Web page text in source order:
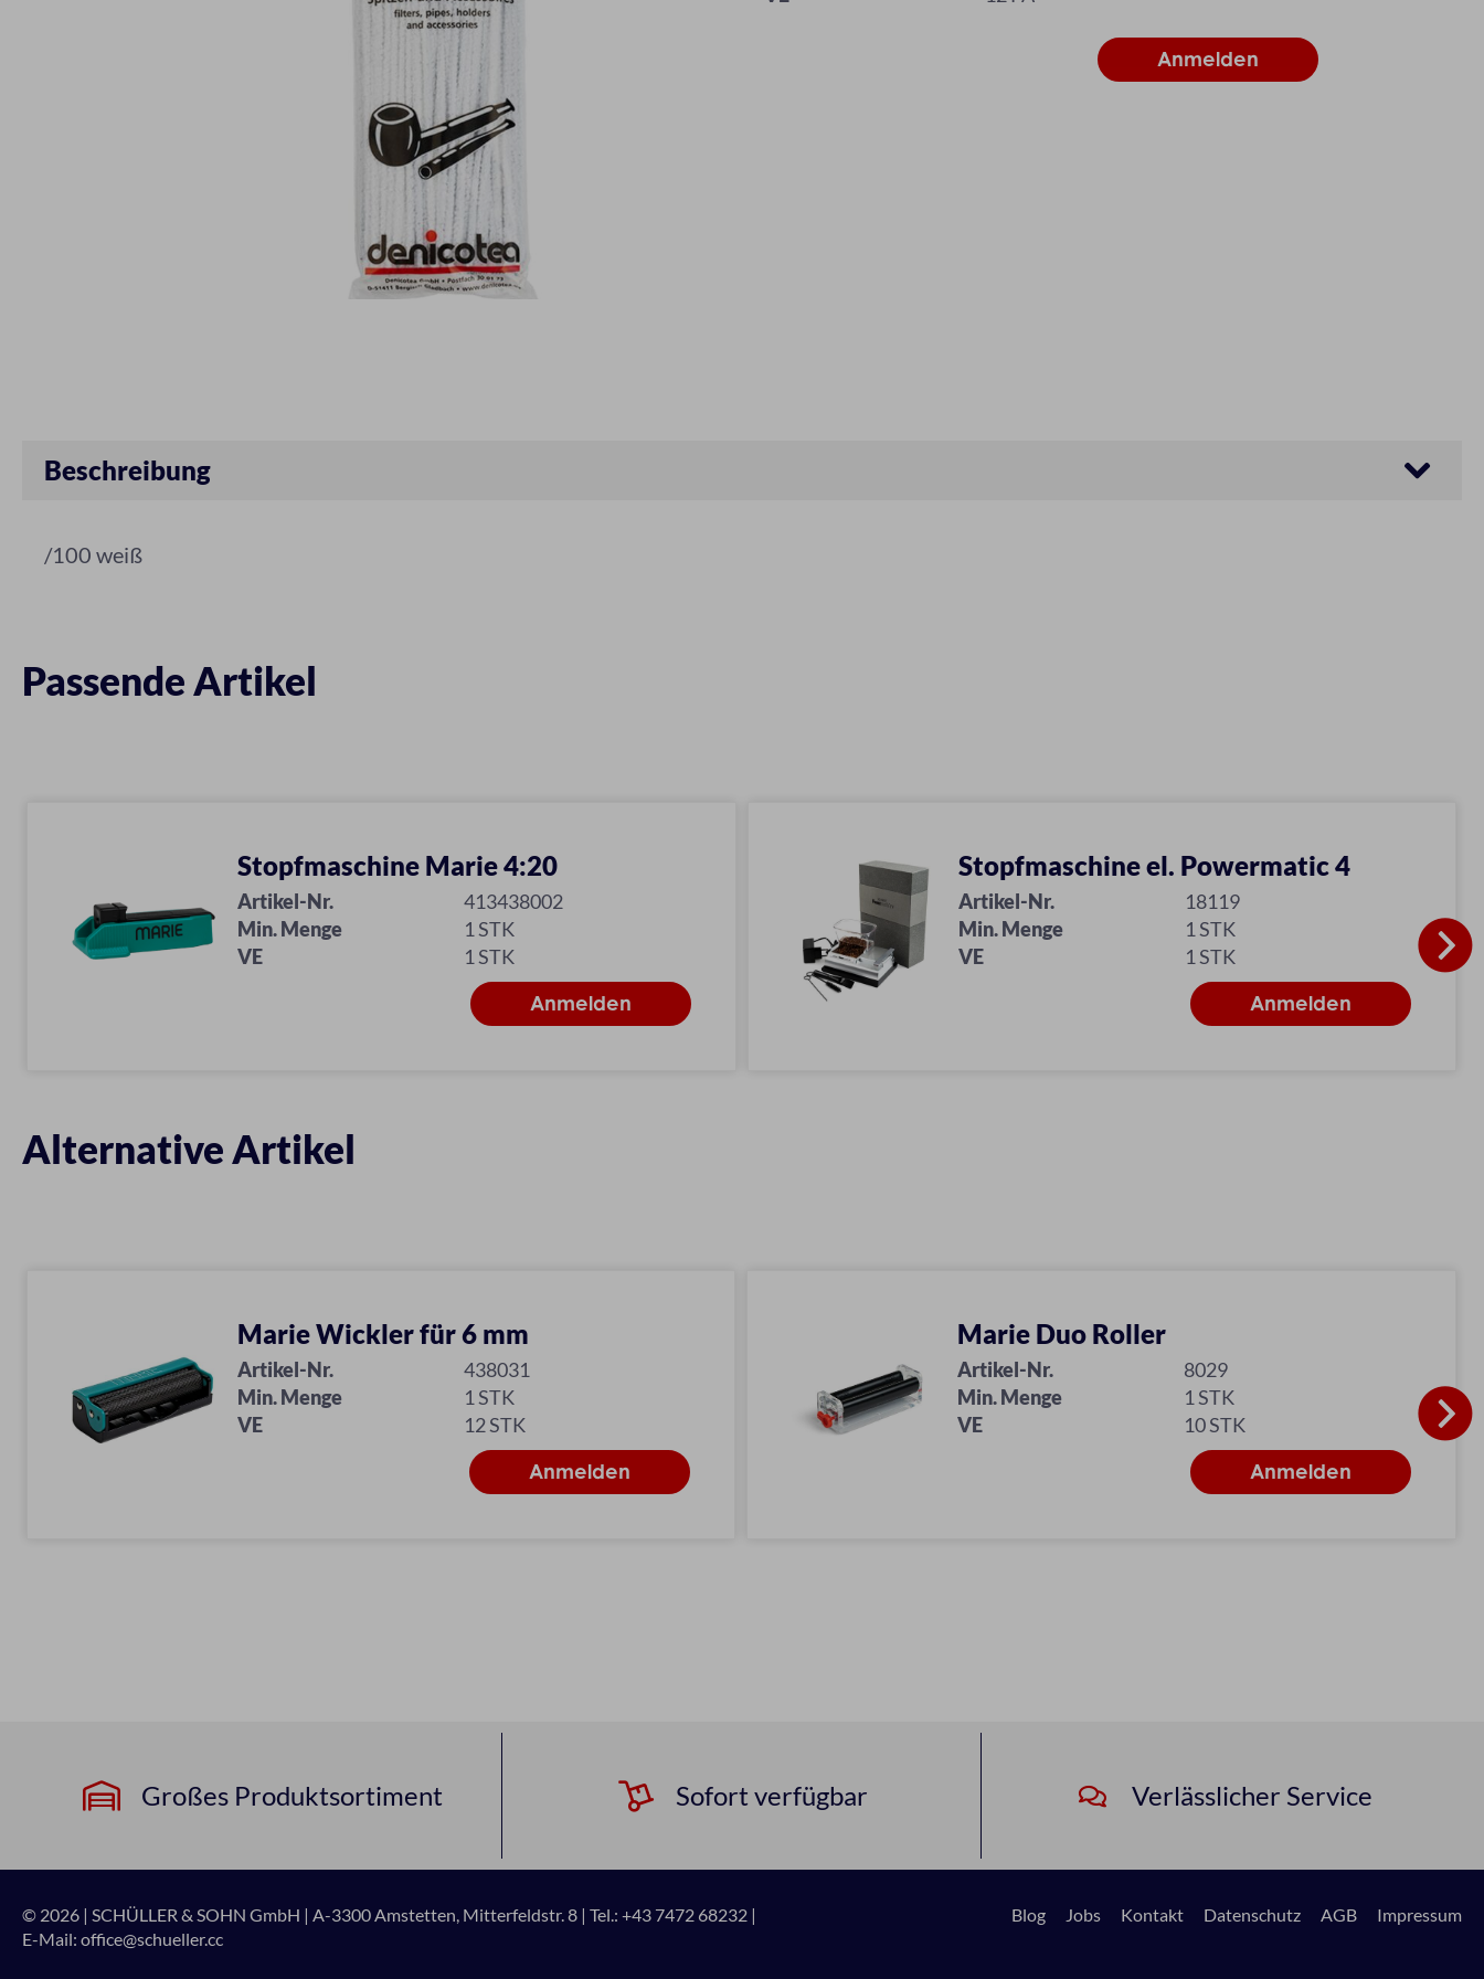
Beschreibung
/100 weiß
Passende Artikel
Stopfmaschine Marie 4:20
Artikel-Nr.
413438002
Min. Menge
1 STK
VE
1 STK
Stopfmaschine el. Powermatic 4
Artikel-Nr.
18119
Min. Menge
1 STK
VE
1 STK
Alternative Artikel
Marie Wickler für 6 mm
Artikel-Nr.
438031
Min. Menge
1 STK
VE
12 STK
Marie Duo Roller
Artikel-Nr.
8029
Min. Menge
1 STK
VE
10 STK
Großes Produktsortiment Sofort verfügbar Verlässlicher Service
© 2026 | SCHÜLLER & SOHN GmbH | A-3300 Amstetten, Mitterfeldstr. 8 | Tel.: +43 7472 68232 |
E-Mail: office@schueller.cc
Blog Jobs Kontakt Datenschutz AGB Impressum